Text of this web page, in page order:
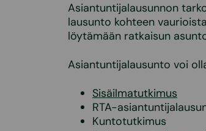
Asiantuntijalausunnon
lausunto kohteen
löytämään ratkaisun
Asiantuntijalausunto voi
Sisäilmatutkimus
RTA-
Kuntotutkimus